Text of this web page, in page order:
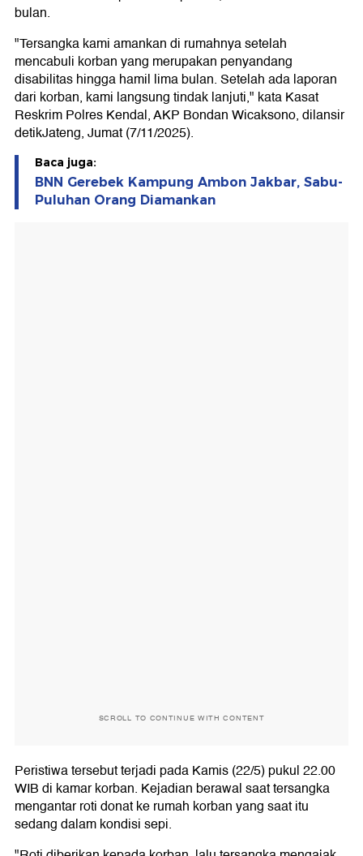
bulan.
"Tersangka kami amankan di rumahnya setelah
mencabuli korban yang merupakan penyandang
disabilitas hingga hamil lima bulan. Setelah ada laporan
dari korban, kami langsung tindak lanjuti," kata Kasat
Reskrim Polres Kendal, AKP Bondan Wicaksono, dilansir
detikJateng, Jumat (7/11/2025).
Baca juga:
BNN Gerebek Kampung Ambon Jakbar, Sabu-
Puluhan Orang Diamankan
SCROLL TO CONTINUE WITH CONTENT
Peristiwa tersebut terjadi pada Kamis (22/5) pukul 22.00
WIB di kamar korban. Kejadian berawal saat tersangka
mengantar roti donat ke rumah korban yang saat itu
sedang dalam kondisi sepi.